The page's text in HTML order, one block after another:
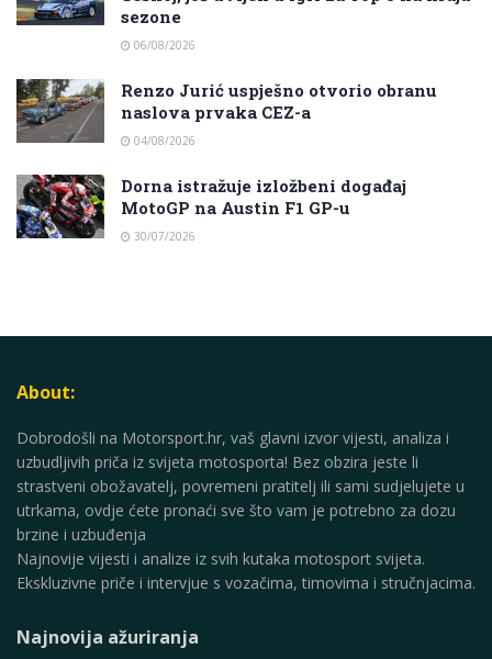
sezone
06/08/2026
Renzo Jurić uspješno otvorio obranu
naslova prvaka CEZ-a
04/08/2026
Dorna istražuje izložbeni događaj
MotoGP na Austin F1 GP-u
30/07/2026
About:
Dobrodošli na Motorsport.hr, vaš glavni izvor vijesti, analiza i
uzbudljivih priča iz svijeta motosporta! Bez obzira jeste li
strastveni obožavatelj, povremeni pratitelj ili sami sudjelujete u
utrkama, ovdje ćete pronaći sve što vam je potrebno za dozu
brzine i uzbuđenja
Najnovije vijesti i analize iz svih kutaka motosport svijeta.
Ekskluzivne priče i intervjue s vozačima, timovima i stručnjacima.
Najnovija ažuriranja